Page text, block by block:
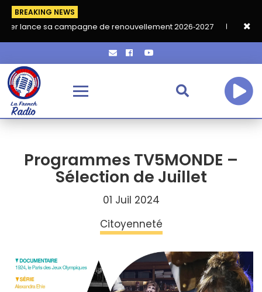
BREAKING NEWS
campagne de renouvellement 2026‑2027 Grand café de
Programmes TV5MONDE –
Sélection de Juillet
01 Juil 2024
Citoyenneté